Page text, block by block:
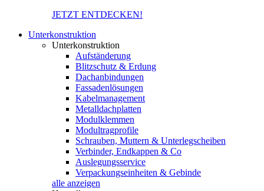
JETZT ENTDECKEN!
Unterkonstruktion
Unterkonstruktion
Aufständerung
Blitzschutz & Erdung
Dachanbindungen
Fassadenlösungen
Kabelmanagement
Metalldachplatten
Modulklemmen
Modultragprofile
Schrauben, Muttern & Unterlegscheiben
Verbinder, Endkappen & Co
Auslegungsservice
Verpackungseinheiten & Gebinde
alle anzeigen